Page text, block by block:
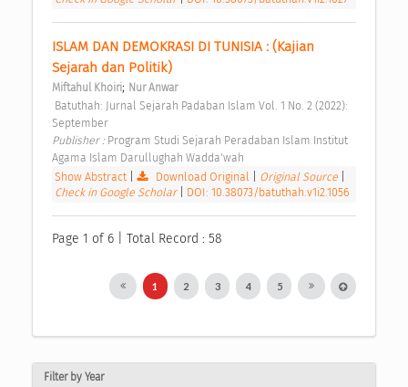
ISLAM DAN DEMOKRASI DI TUNISIA : (Kajian
Sejarah dan Politik)
Miftahul Khoiri; Nur Anwar
September
Publisher : Program Studi Sejarah Peradaban Islam Institut
Agama Islam Darullughah Wadda'wah
Show Abstract| Download Original Original Source
Check in Google Scholar
DOI: 10.38073/batuthah.v1i2.1056
Page 1 of 6 | Total Record : 58
1 2 3 4 5
Filter by Year